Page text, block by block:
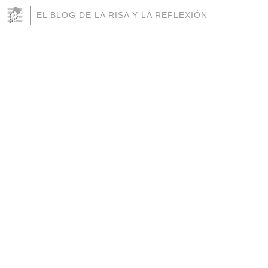
EL BLOG DE LA RISA Y LA REFLEXIÓN